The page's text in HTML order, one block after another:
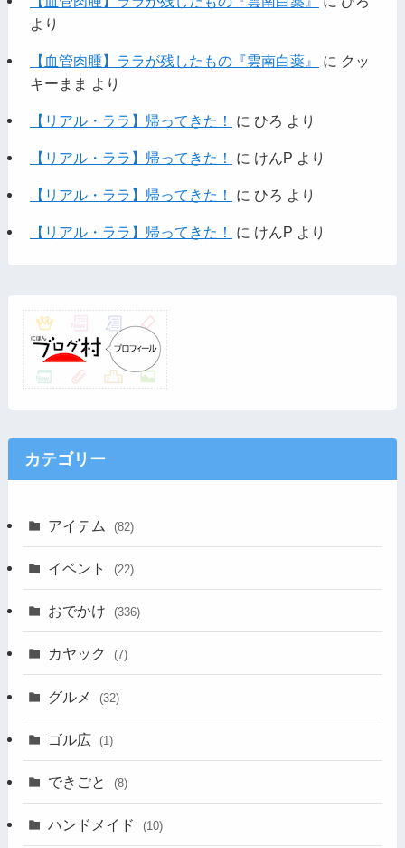
より
【血管肉腫】ララが残したもの『雲南白薬』 に クッ
キーまま より
【リアル・ララ】帰ってきた！ に ひろ より
【リアル・ララ】帰ってきた！ に けんP より
【リアル・ララ】帰ってきた！ に ひろ より
【リアル・ララ】帰ってきた！ に けんP より
カテゴリー
アイテム (82)
イベント (22)
おでかけ (336)
カヤック (7)
グルメ (32)
ゴル広 (1)
できごと (8)
ハンドメイド (10)